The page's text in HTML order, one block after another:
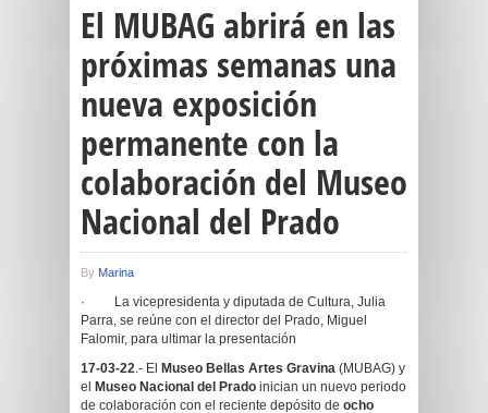
El MUBAG abrirá en las
próximas semanas una
nueva exposición
permanente con la
colaboración del Museo
Nacional del Prado
By Marina
· La vicepresidenta y diputada de Cultura, Julia
Parra, se reúne con el director del Prado, Miguel
Falomir, para ultimar la presentación
17-03-22.- El Museo Bellas Artes Gravina (MUBAG) y
el
Museo Nacional del Prado inician un nuevo periodo
de colaboración con el reciente depósito de ocho